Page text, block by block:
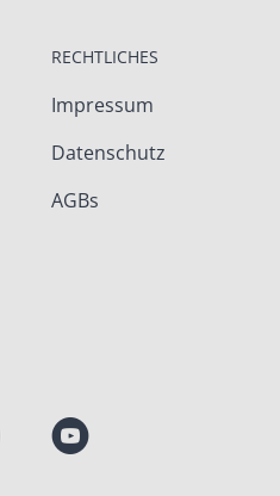
RECHTLICHES
Impressum
Datenschutz
AGBs